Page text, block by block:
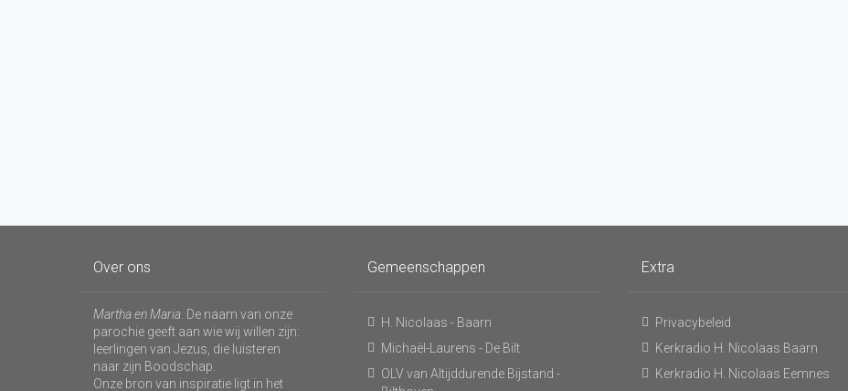
Over ons
Martha en Maria . De naam van onze
parochie geeft aan wie wij willen zijn:
leerlingen van Jezus, die luisteren
naar zijn Boodschap.
Onze bron van inspiratie ligt in het
Gemeenschappen
H. Nicolaas - Baarn
Michaël-Laurens - De Bilt
OLV van Altijddurende Bijstand -
Extra
Privacybeleid
Kerkradio H. Nicolaas Baarn
Kerkradio H. Nicolaas Eemnes